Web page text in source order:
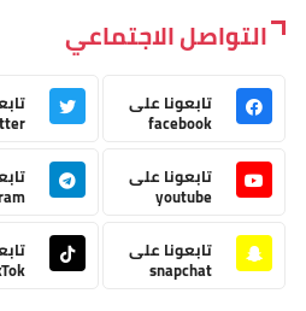
التواصل الاجتماعي
تابعونا على
facebook
تابعونا على
youtube
تابعونا على
snapchat